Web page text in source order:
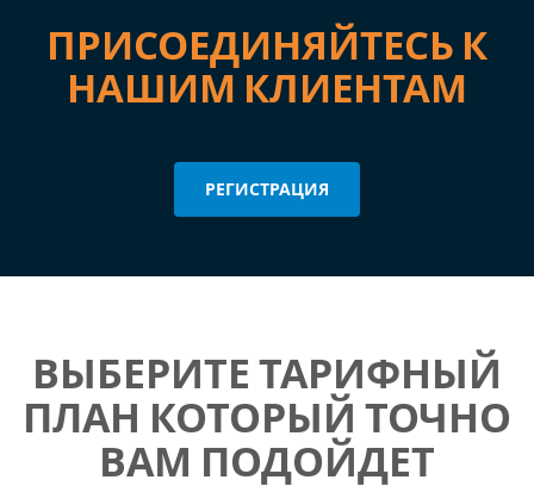
ПРИСОЕДИНЯЙТЕСЬ К
НАШИМ КЛИЕНТАМ
РЕГИСТРАЦИЯ
ВЫБЕРИТЕ ТАРИФНЫЙ
ПЛАН КОТОРЫЙ ТОЧНО
ВАМ ПОДОЙДЕТ